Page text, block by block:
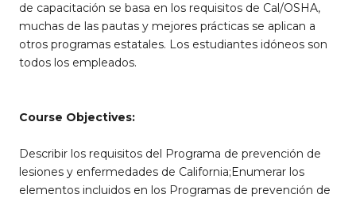
de capacitación se basa en los requisitos de Cal/OSHA,
muchas de las pautas y mejores prácticas se aplican a
otros programas estatales. Los estudiantes idóneos son
todos los empleados.
Course Objectives:
Describir los requisitos del Programa de prevención de
lesiones y enfermedades de California;Enumerar los
elementos incluidos en los Programas de prevención de